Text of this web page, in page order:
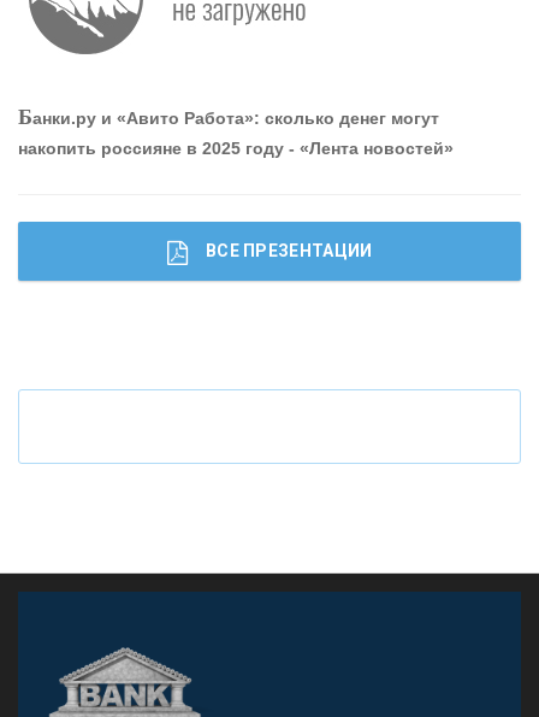
привлечь и удержать персонал - «Интервью»
Что будет с наличными деньгами при цифровом
Банки.ру и «Авито Работа»: сколько денег могут
накопить россияне в 2025 году - «Лента новостей»
ВСЕ ПРЕЗЕНТАЦИИ